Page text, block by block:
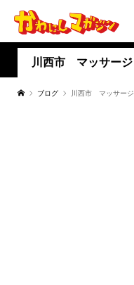
川西市 マッサージ
ブログ 川西市 マッサージ